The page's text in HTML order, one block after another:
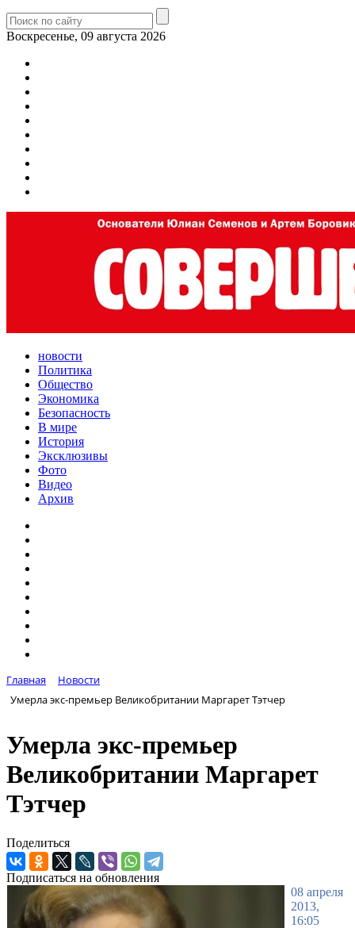
Воскресенье, 09 августа 2026
новости
Политика
Общество
Экономика
Безопасность
В мире
История
Эксклюзивы
Фото
Видео
Архив
Главная
Новости
Умерла экс-премьер Великобритании Маргарет Тэтчер
Умерла экс-премьер
Великобритании Маргарет
Тэтчер
Поделиться
Подписаться на обновления
08 апреля
2013,
16:05